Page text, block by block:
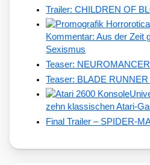
Trailer: CHILDREN OF
Kommentar: Aus der Zeit
Sexismus
Teaser: NEUROMANCER
Teaser: BLADE RUNNER
zehn klassischen Atari-
Final Trailer – SPIDER-